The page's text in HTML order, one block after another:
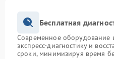
Бесплатная
Современное оборудование
экспресс-диагностику и
сроки, минимизируя время